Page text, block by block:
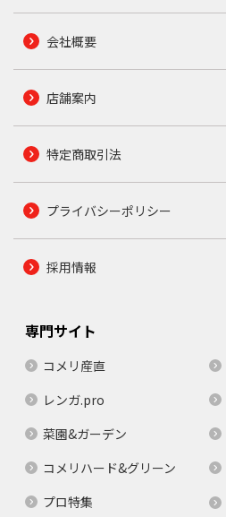
会社概要
店舗案内
特定商取引法
プライバシーポリシー
採用情報
専門サイト
コメリ産直
レンガ.pro
菜園&ガーデン
コメリハード&グリーン
プロ特集